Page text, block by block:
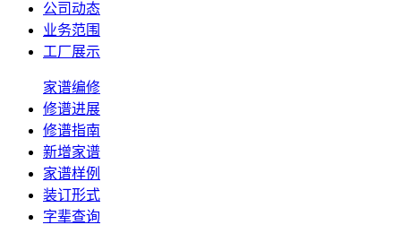
公司动态
业务范围
工厂展示
家谱编修
修谱进展
修谱指南
新增家谱
家谱样例
装订形式
字辈查询